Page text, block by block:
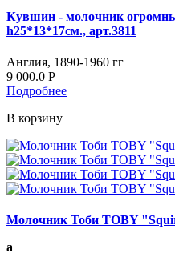
Кувшин - молочник
h25*13*17см., арт.3811
Англия, 1890-1960 гг
9 000.0 Р
Подробнее
В корзину
Молочник Тоби TOBY
а